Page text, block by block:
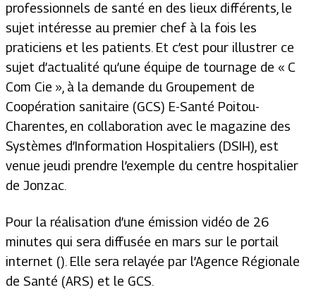
professionnels de santé en des lieux différents, le
sujet intéresse au premier chef à la fois les
praticiens et les patients. Et c’est pour illustrer ce
sujet d’actualité qu’une équipe de tournage de « C
Com Cie », à la demande du Groupement de
Coopération sanitaire (GCS) E-Santé Poitou-
Charentes, en collaboration avec le magazine des
Systèmes d’Information Hospitaliers (DSIH), est
venue jeudi prendre l’exemple du centre hospitalier
de Jonzac.
Pour la réalisation d’une émission vidéo de 26
minutes qui sera diffusée en mars sur le portail
internet (). Elle sera relayée par l’Agence Régionale
de Santé (ARS) et le GCS.